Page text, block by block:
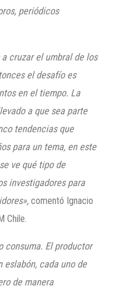
periódicos
cruzar el umbral de los
el desafío es
en el tiempo. La
a que sea parte
tendencias que
para un tema, en este
ve qué tipo de
investigadores para
comentó Ignacio
Chile.
consuma. El productor
eslabón, cada uno de
de manera